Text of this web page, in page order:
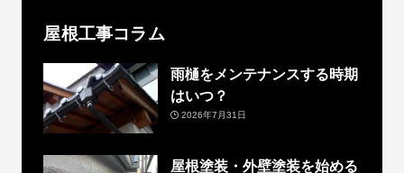
屋根工事コラム
雨樋をメンテナンスする時期
はいつ？
2026年7月31日
屋根塗装・外壁塗装を始める